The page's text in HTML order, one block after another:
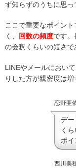
ず知らずのうちに思っ
ここで重要なポイン
く、
回数の頻度です。
の会釈くらいの短さで
LINEやメールにおい
りした方が親密度は増
恋野亜
デ
く
ポイ
西川美